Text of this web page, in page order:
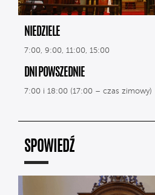
NIEDZIELE
7:00, 9:00, 11:00, 15:00
DNI POWSZEDNIE
7:00 i 18:00 (17:00 – czas zimowy)
SPOWIEDŹ